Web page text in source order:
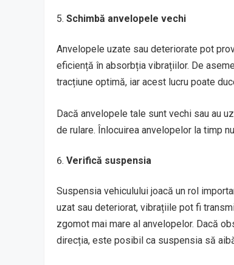
Schimbă anvelopele vechi
Anvelopele uzate sau deteriorate pot
eficiență în absorbția vibrațiilor. De
tracțiune optimă, iar acest lucru poate
Dacă anvelopele tale sunt vechi sau au
de rulare. Înlocuirea anvelopelor la timp
Verifică suspensia
Suspensia vehiculului joacă un rol
uzat sau deteriorat, vibrațiile pot fi
zgomot mai mare al anvelopelor. Dacă
direcția, este posibil ca suspensia să